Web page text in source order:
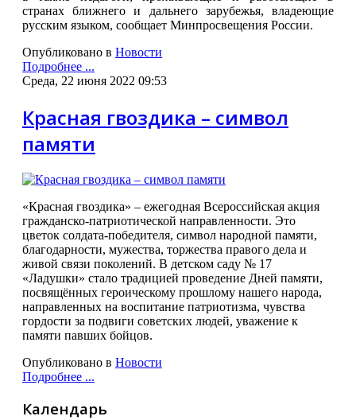
странах ближнего и дальнего зарубежья, владеющие
русским языком, сообщает Минпросвещения России.
Опубликовано в Новости
Подробнее ...
Среда, 22 июня 2022 09:53
Красная гвоздика – символ
памяти
«Красная гвоздика» – ежегодная Всероссийская акция
гражданско-патриотической направленности. Это
цветок солдата-победителя, символ народной памяти,
благодарности, мужества, торжества правого дела и
живой связи поколений. В детском саду № 17
«Ладушки» стало традицией проведение Дней памяти,
посвящённых героическому прошлому нашего народа,
направленных на воспитание патриотизма, чувства
гордости за подвиги советских людей, уважение к
памяти павших бойцов.
Опубликовано в Новости
Подробнее ...
Календарь